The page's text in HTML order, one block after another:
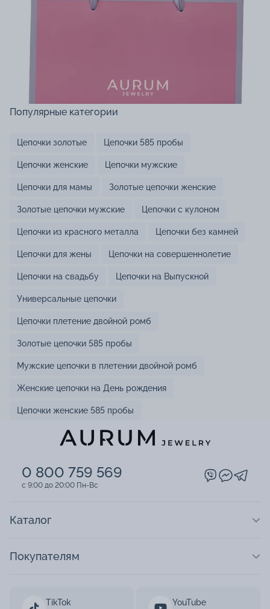
Популярные категории
Цепочки золотые Цепочки 585 пробы
Цепочки женские Цепочки мужские
Цепочки для мамы Золотые цепочки женские
Золотые цепочки мужские Цепочки с кулоном
Цепочки из красного металла Цепочки без камней
Цепочки для жены Цепочки на совершеннолетие
Цепочки на свадьбу Цепочки на Выпускной
Универсальные цепочки
Цепочки плетение двойной ромб
Золотые цепочки 585 пробы
Мужские цепочки в плетении двойной ромб
Женские цепочки на День рождения
Цепочки женские 585 пробы
0 800 759 569
c 9:00 до 20:00 Пн-Вс
TikTok
YouTube
Каталог
Покупателям